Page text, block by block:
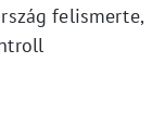
felismerte,